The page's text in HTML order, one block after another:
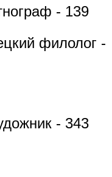
- 139
филолог -
- 343